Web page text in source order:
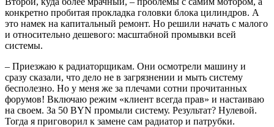
конкретно пробитая прокладка головки блока цилиндров. А
это намек на капитальный ремонт. Но решили начать с малого
и относительно дешевого: масштабной промывки всей
системы.
– Приезжаю к радиаторщикам. Они осмотрели машину и
сразу сказали, что дело не в загрязнении и мыть систему
бесполезно. Но у меня же за плечами сотни прочитанных
форумов! Включаю режим «клиент всегда прав» и настаиваю
на своем. За 50 BYN промыли систему. Результат? Нулевой.
Тогда я приговорил к замене сам радиатор и патрубки.